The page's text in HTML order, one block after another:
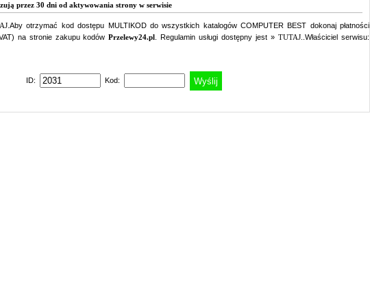
przez 30 dni od aktywowania strony w serwisie
.Aby otrzymać kod dostępu MULTIKOD do wszystkich katalogów COMPUTER BEST dokonaj płatności
na stronie zakupu kodówPrzelewy24.pl . Regulamin usługi dostępny jest »TUTAJ ..Właściciel serwisu:
ID: Kod: